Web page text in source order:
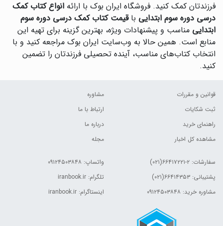
فرزندتان کمک کنید. فروشگاه ایران بوک با ارائه انواع کتاب کمک
درسی دوره سوم ابتدایی باقیمت کتاب کمک درسی دوره سوم
ابتدایی مناسب و پیشنهادات ویژه، بهترین گزینه برای تهیه این
منابع است. همین حالا به وب‌سایت ایران بوک مراجعه کنید و با
انتخاب کتاب‌های مناسب، آینده تحصیلی فرزندتان را تضمین
کنید.
قوانین و مقررات
ثبت شکایات
راهنمای خرید
مشاهده کل اخبار
مشاوره
ارتباط با ما
درباره ما
مجله
سفارشات: ۲-۶۶۴۱۷۲۲۱(۰۲۱)
پشتیبانی: ۶۶۴۱۴۳۵۳(۰۲۱)
مشاوره خرید: ۰۹۱۲۴۵۰۳۸۴۸
واتساپ: ۰۹۱۲۴۵۰۳۸۴۸
تلگرام: iranbook.ir
اینستاگرام: iranbook.ir